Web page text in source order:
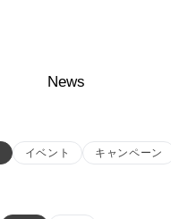
News
イベント キャンペーン